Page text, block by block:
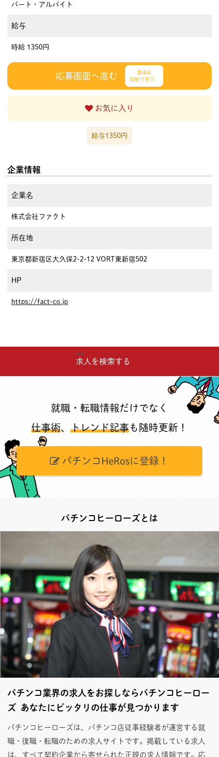
パート・アルバイト
給与
時給 1350円
応募画面へ進む
簡単&
30秒で完了♩
お気に入り
給与1350円
企業情報
企業名
株式会社ファクト
所在地
東京都新宿区大久保2-2-12 VORT東新宿502
HP
https://fact-co.jp
求人を検索する
就職・転職情報だけでなく
仕事術、 トレンド記事も随時更新！
パチンコHeRosに登録！
パチンコヒーローズとは
パチンコ業界の求人をお探しならパチンコヒーロー
ズ あなたにピッタリの仕事が見つかります
パチンコヒーローズは、パチンコ店従事経験者が運営する就
職・復職・転職のための求人サイトです。掲載している求人
は、すべて契約企業から寄せられた正規の求人情報です。応